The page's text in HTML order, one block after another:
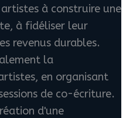
à construire une
à fidéliser leur
revenus durables.
la
en organisant
de co-écriture.
d'une